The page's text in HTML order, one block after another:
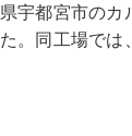
宇都宮市のカ
。同工場では